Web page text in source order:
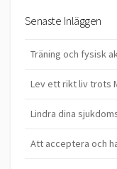
Senaste Inläggen
Träning och fysisk
Lev ett rikt liv trots
Lindra dina
Att acceptera och